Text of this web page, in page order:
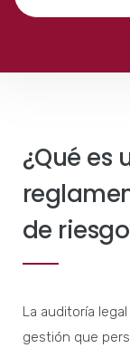
¿Qué es
de
La auditoría
gestión que